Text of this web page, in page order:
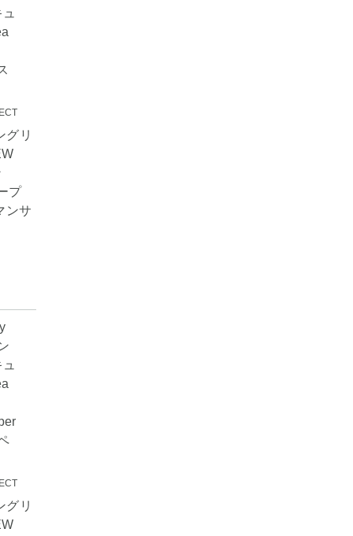
グリ
プ
ンサ
グリ